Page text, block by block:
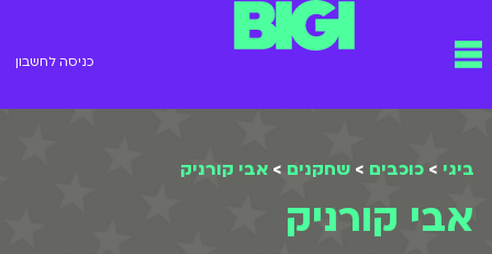
תפריט כניסה לחשבון
ביגי > כוכבים > שחקנים > אבי קורניק
אבי קורניק